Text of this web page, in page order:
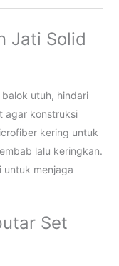
Jati Solid
utuh, hindari
agar konstruksi
kering untuk
lalu keringkan.
untuk menjaga
Set